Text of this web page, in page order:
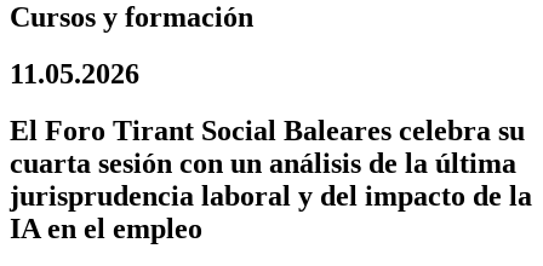
Cursos y formación
11.05.2026
El Foro Tirant Social Baleares celebra su
cuarta sesión con un análisis de la última
jurisprudencia laboral y del impacto de la
IA en el empleo